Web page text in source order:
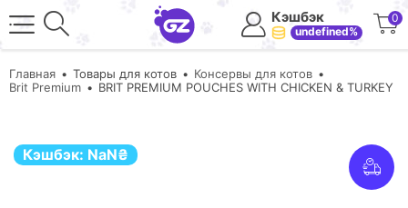
Кэшбэк
undefined%
0
Главная Товары для котов
Консервы для котов
Brit Premium
BRIT PREMIUM POUCHES WITH CHICKEN & TURKEY
Кэшбэк: NaN₴